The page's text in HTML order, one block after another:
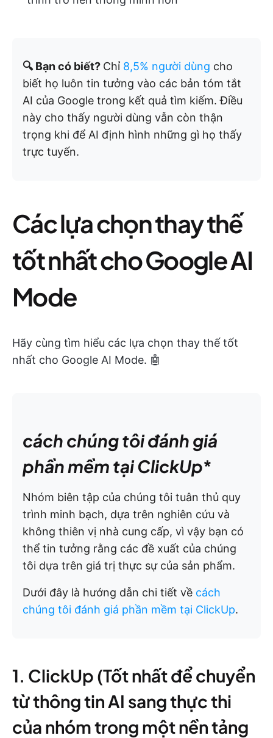
🔍 Bạn có biết? Chỉ 8,5% người dùng cho
biết họ luôn tin tưởng vào các bản tóm tắt
AI của Google trong kết quả tìm kiếm. Điều
này cho thấy người dùng vẫn còn thận
trọng khi để AI định hình những gì họ thấy
trực tuyến.
Các lựa chọn thay thế
tốt nhất cho Google AI
Mode
Hãy cùng tìm hiểu các lựa chọn thay thế tốt
nhất cho Google AI Mode. 🤖
cách chúng tôi đánh giá
phần mềm tại ClickUp*
Nhóm biên tập của chúng tôi tuân thủ quy
trình minh bạch, dựa trên nghiên cứu và
không thiên vị nhà cung cấp, vì vậy bạn có
thể tin tưởng rằng các đề xuất của chúng
tôi dựa trên giá trị thực sự của sản phẩm.
Dưới đây là hướng dẫn chi tiết về cách
chúng tôi đánh giá phần mềm tại ClickUp.
1. ClickUp (Tốt nhất để chuyển
từ thông tin AI sang thực thi
của nhóm trong một nền tảng